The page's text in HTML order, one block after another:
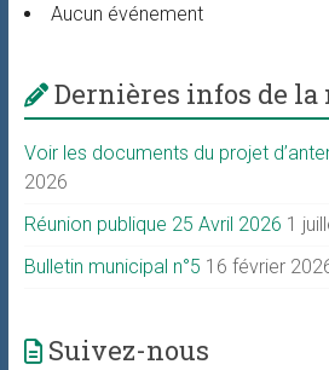
Aucun événement
Dernières infos de
Voir les documents du projet
2026
Réunion publique 25 Avril 2026 1
Bulletin municipal n°5 16 février
Suivez-nous